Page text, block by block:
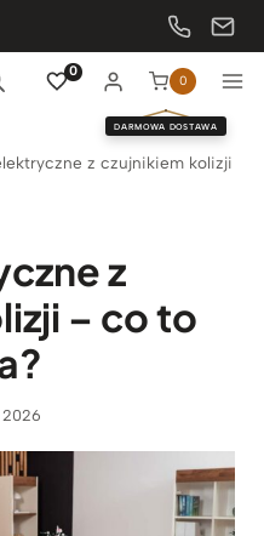
0
0
DARMOWA DOSTAWA
z czujnikiem kolizji
z
– co to